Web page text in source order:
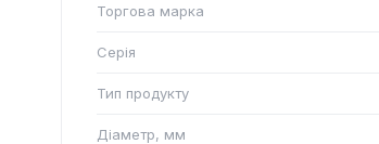
Торгова марка
Серія
Тип продукту
Діаметр, мм